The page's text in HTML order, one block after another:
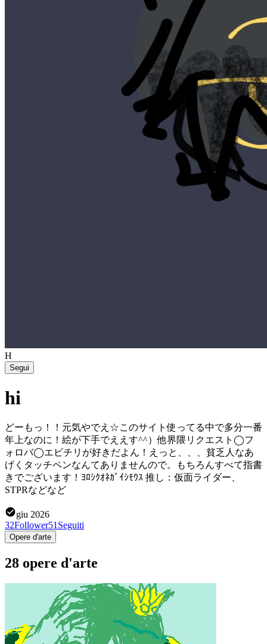
H
Segui
hi
どーもっ！！元気やでえ☆このサイト使ってる中で多分一番
年上なのに！絵が下手でええす^^）他界隈リクエスト◯フ
ォロバ◯エビチリが好きだよん！えっと、、、貧乏人なあ
げくタッチペンなんてありませんので。もちろんすべて指書
きでございます！ﾖﾛｼｸｵﾈｶﾞｲｼﾓｳｽ 推し：仮面ライダー、
STPRなどなど
giu 2026
32Follower51 Seguiti
Opere d'arte
28 opere d'arte